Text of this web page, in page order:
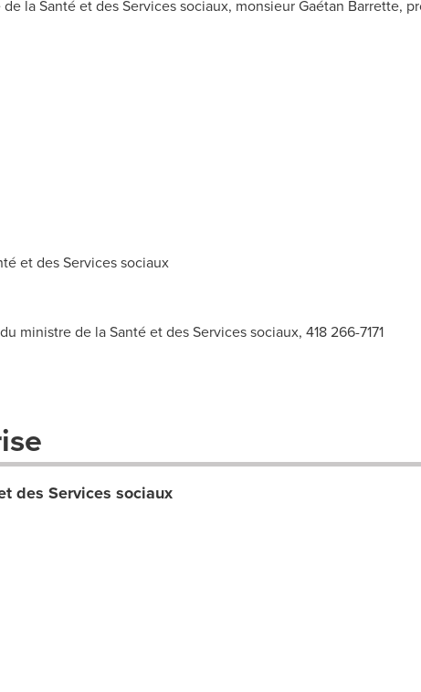
la Santé et des Services sociaux, monsieur Gaétan Barrette,
et des Services sociaux
ministre de la Santé et des Services sociaux, 418 266-7171
des Services sociaux